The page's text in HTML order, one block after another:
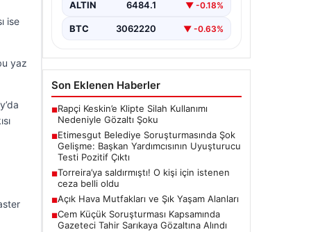
ise
yaz
kapsamlı soruşturma, yeni ve çarpıcı
Başkan Yardımcısı…
ALTIN 6484.1 ▼ -0.18%
BTC 3062220 ▼ -0.63%
Son Eklenen Haberler
■Rapçi Keskin’e Klipte Silah Kullanımı
Nedeniyle Gözaltı Şoku
■Etimesgut Belediye Soruşturmasında Şok
Gelişme: Başkan Yardımcısının Uyuşturucu
Testi Pozitif Çıktı
■Torreira’ya saldırmıştı! O kişi için istenen
ceza belli oldu
■Açık Hava Mutfakları ve Şık Yaşam Alanları
■Cem Küçük Soruşturması Kapsamında
Gazeteci Tahir Sarıkaya Gözaltına Alındı